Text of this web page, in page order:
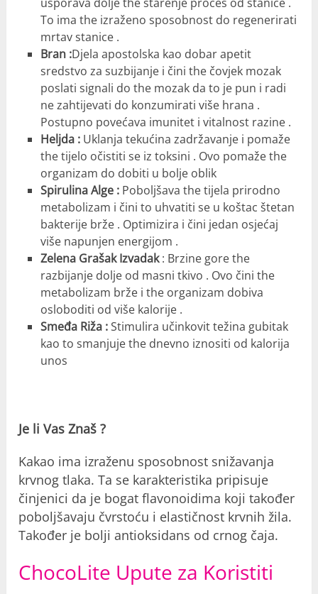
To ima the izraženo sposobnost do regenerirati
mrtav stanice .
Bran :Djela apostolska kao dobar​ apetit
sredstvo za suzbijanje i čini the čovjek mozak
poslati signali do the mozak da to je pun i radi
ne zahtijevati do konzumirati više hrana .
Postupno povećava imunitet i vitalnost razine .
Heljda : Uklanja tekućina zadržavanje i pomaže
the tijelo očistiti se iz toksini . Ovo pomaže the
organizam do dobiti u bolje oblik​
Spirulina Alge : Poboljšava the tijela prirodno
metabolizam i čini to uhvatiti se u koštac štetan
bakterije brže . Optimizira i čini jedan osjećaj
više napunjen energijom .
Zelena Grašak Izvadak: Brzine gore the
razbijanje dolje od masni tkivo . Ovo čini the
metabolizam brže i the organizam dobiva
osloboditi od više kalorije .
Smeđa Riža :Stimulira učinkovit težina gubitak
kao to smanjuje the dnevno iznositi od kalorija
unos​
Je li Vas Znaš ?
Kakao ima izraženu sposobnost snižavanja
krvnog tlaka. Ta se karakteristika pripisuje
činjenici da je bogat flavonoidima koji također
poboljšavaju čvrstoću i elastičnost krvnih žila.
Također je bolji antioksidans od crnog čaja.
ChocoLite Upute za Koristiti